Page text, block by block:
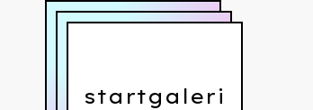
startgaleri